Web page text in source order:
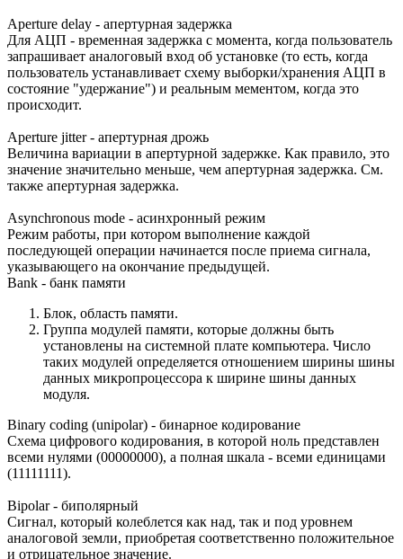
Aperture delay - апертурная задержка
Для АЦП - временная задержка с момента, когда пользователь
запрашивает аналоговый вход об установке (то есть, когда
пользователь устанавливает схему выборки/хранения АЦП в
состояние "удержание") и реальным мементом, когда это
происходит.
Aperture jitter - апертурная дрожь
Величина вариации в апертурной задержке. Как правило, это
значение значительно меньше, чем апертурная задержка. См.
также апертурная задержка.
Asynchronous mode - асинхронный режим
Режим работы, при котором выполнение каждой
последующей операции начинается после приема сигнала,
указывающего на окончание предыдущей.
Bank - банк памяти
Блок, область памяти.
Группа модулей памяти, которые должны быть
установлены на системной плате компьютера. Число
таких модулей определяется отношением ширины шины
данных микропроцессора к ширине шины данных
модуля.
Binary coding (unipolar) - бинарное кодирование
Схема цифрового кодирования, в которой ноль представлен
всеми нулями (00000000), а полная шкала - всеми единицами
(11111111).
Bipolar - биполярный
Сигнал, который колеблется как над, так и под уровнем
аналоговой земли, приобретая соответственно положительное
и отрицательное значение.